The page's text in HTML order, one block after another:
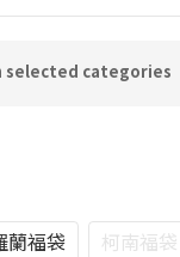
selected categories
蘭福袋 柯南福袋